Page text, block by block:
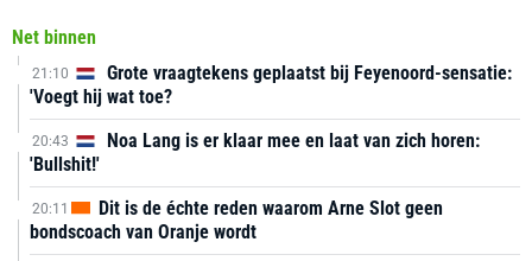
Net binnen
21:10
Grote vraagtekens geplaatst bij Feyenoord-sensatie:
'Voegt hij wat toe?
20:43
Noa Lang is er klaar mee en laat van zich horen:
'Bullshit!'
20:11
Dit is de échte reden waarom Arne Slot geen
bondscoach van Oranje wordt